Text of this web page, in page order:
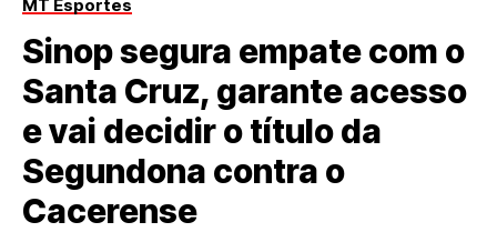
MT Esportes
Sinop segura empate com o
Santa Cruz, garante acesso
e vai decidir o título da
Segundona contra o
Cacerense